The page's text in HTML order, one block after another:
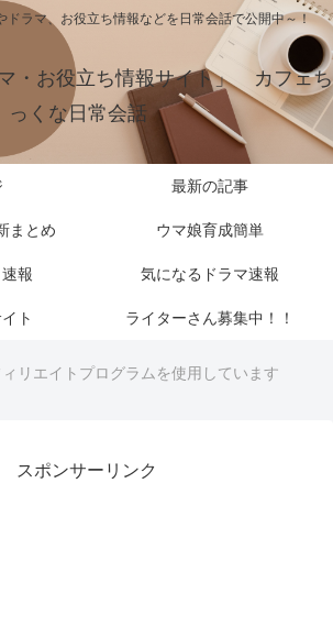
ドラマ、お役立ち情報などを日常会話で公開中～！
マ・お役立ち情報サイト」 カフェち
っくな日常会話
最新の記事
まとめ ウマ娘育成簡単
報 気になるドラマ速報
ト ライターさん募集中！！
リエイトプログラムを使用しています
スポンサーリンク